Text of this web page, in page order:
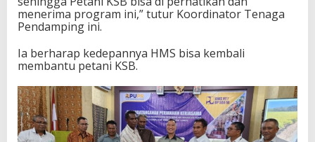
l
S
u
m
b
a
menerima program ini,” tutur Koordinator Tenaga
Pendamping ini.
Ia berharap kedepannya HMS bisa kembali
membantu petani KSB.